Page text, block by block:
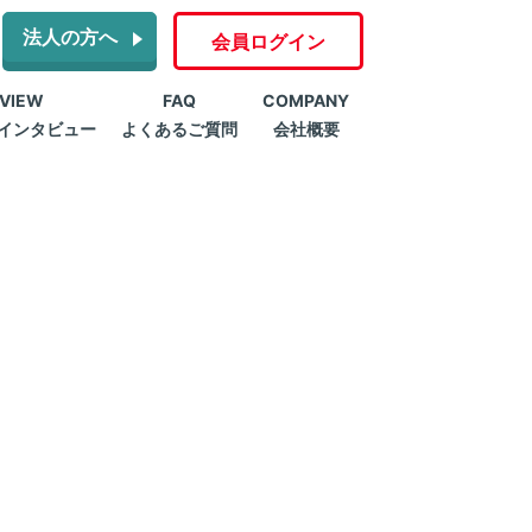
法人の方へ 会員ログイン
ンタビュー
FAQ
よくあるご質問
COMPANY
会社概要